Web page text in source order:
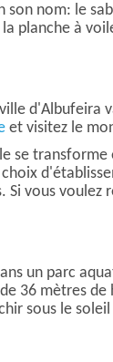
nom: le
à
et visitez le
se
vous
un parc
36 mètres
sous le